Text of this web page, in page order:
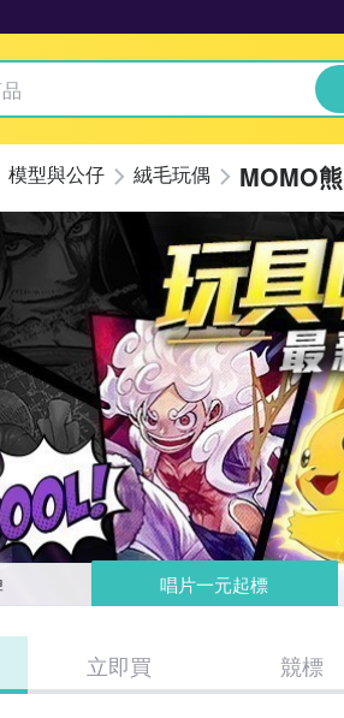
模型與公仔 絨毛玩偶 MOMO熊
唱片一元起標
立即買 競標